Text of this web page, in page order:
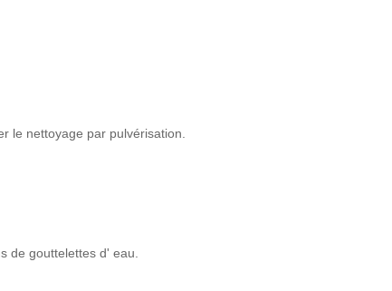
le nettoyage par pulvérisation.
de gouttelettes d' eau.